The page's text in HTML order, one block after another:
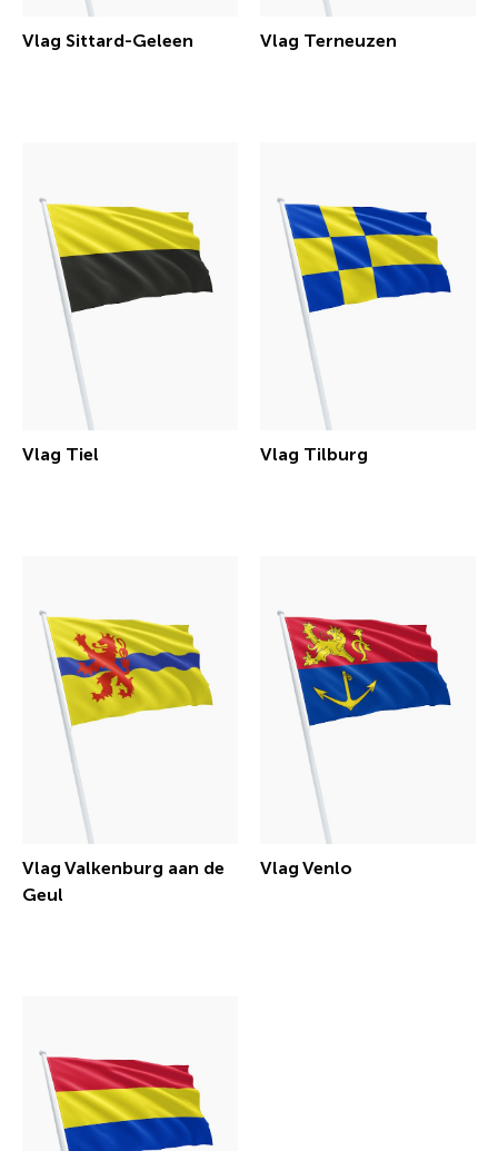
Vlag Sittard-Geleen Vlag Terneuzen
Vlag Tiel Vlag Tilburg
Vlag Valkenburg aan de
Geul
Vlag Venlo